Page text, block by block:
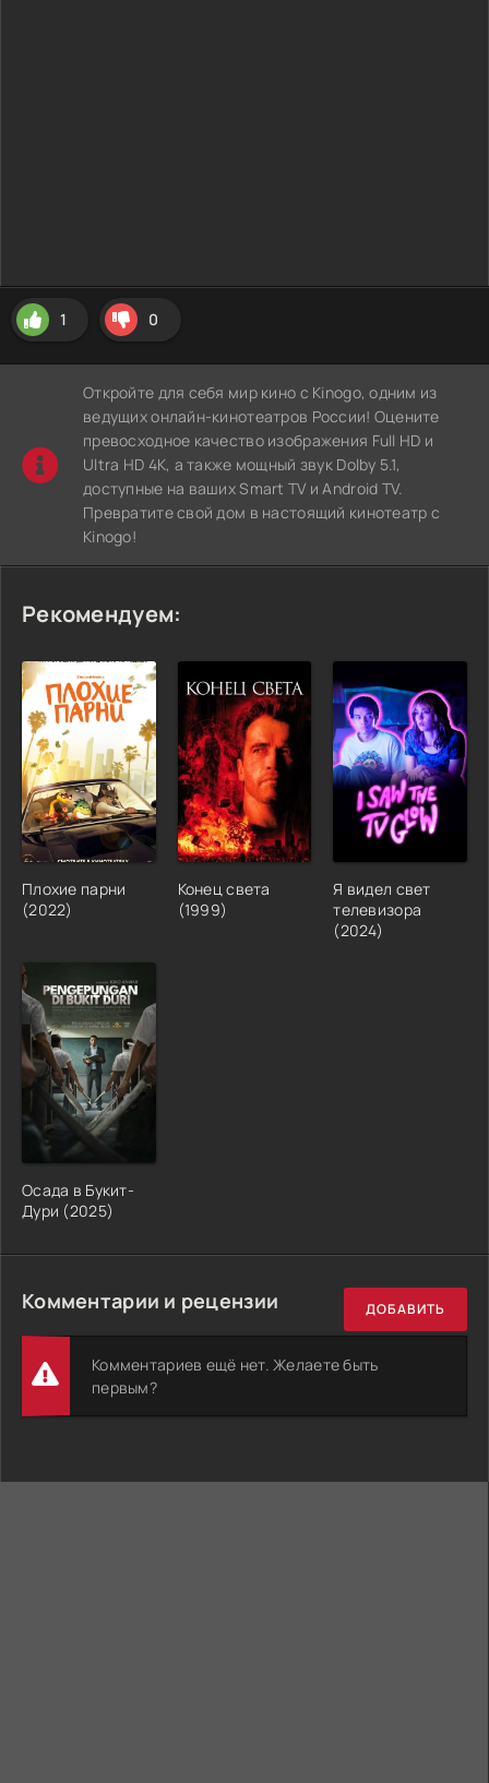
1 0
Откройте для себя мир кино с Kinogo, одним из
ведущих онлайн-кинотеатров России! Оцените
превосходное качество изображения Full HD и
Ultra HD 4K, а также мощный звук Dolby 5.1,
доступные на ваших Smart TV и Android TV.
Превратите свой дом в настоящий кинотеатр с
Kinogo!
Рекомендуем:
Плохие парни
(2022)
Конец света
(1999)
Я видел свет
телевизора
(2024)
Осада в Букит-
Дури (2025)
Комментарии и рецензии ДОБАВИТЬ
Комментариев ещё нет. Желаете быть
первым?